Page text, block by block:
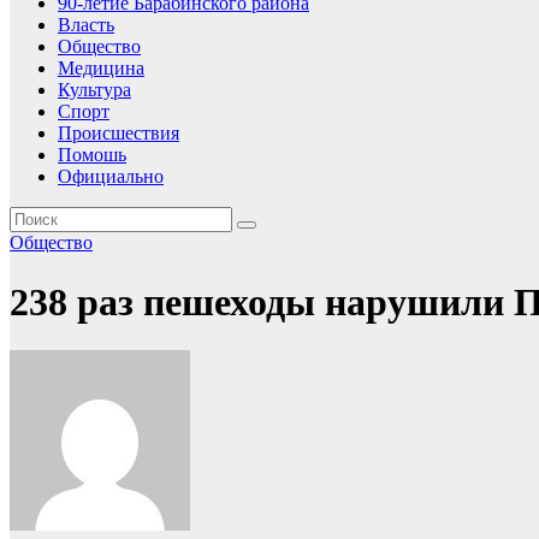
Власть
Общество
Медицина
Культура
Спорт
Происшествия
Помошь
Официально
Общество
238 раз пешеходы нарушили